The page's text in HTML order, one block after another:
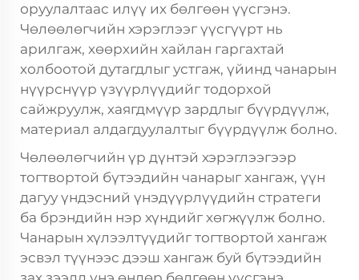
оруулалтаас илүү их бөлгөөн үүсгэнэ.
Чөлөөлөгчийн хэрэглээг үүсгүүрт нь
арилгаж, хөөрхийн хайлан гаргахтай
холбоотой дутагдлыг устгаж, үйинд чанарын
нүүрснүүр үзүүрлүүдийг тодорхой
сайжруулж, хаягдмүүр зардлыг бүүрдүүлж,
материал алдагдуулалтыг бүүрдүүлж болно.
Чөлөөлөгчийн үр дүнтэй хэрэглээгээр
тогтвортой бүтээдийн чанарыг хангаж, үүн
дагуу үндэсний үнэдүүрлүүдийн стратеги
ба брэндийн нэр хүндийг хөгжүүлж болно.
Чанарын хүлээлтүүдийг тогтвортой хангаж
эсвэл түүнээс дээш хангаж буй бүтээдийн